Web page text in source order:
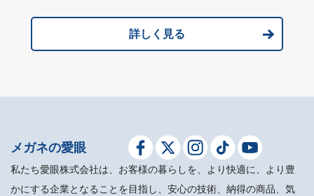
詳しく見る
メガネの愛眼
私たち愛眼株式会社は、お客様の暮らしを、より快適に、より豊
かにする企業となることを目指し、安心の技術、納得の商品、気